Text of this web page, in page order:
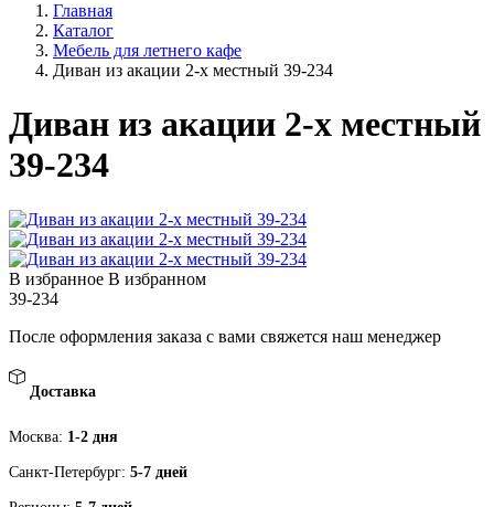
Главная
Каталог
Мебель для летнего кафе
Диван из акации 2-х местный 39-234
Диван из акации 2-х местный
39-234
В избранное В избранном
39-234
После оформления заказа с вами свяжется наш менеджер
Доставка
Москва: 1-2 дня
Санкт-Петербург: 5-7 дней